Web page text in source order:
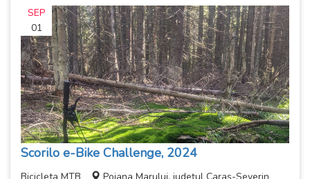
SEP
01
Scorilo e-Bike Challenge, 2024